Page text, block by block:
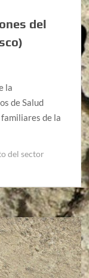
del
la
de Salud
de la
del sector